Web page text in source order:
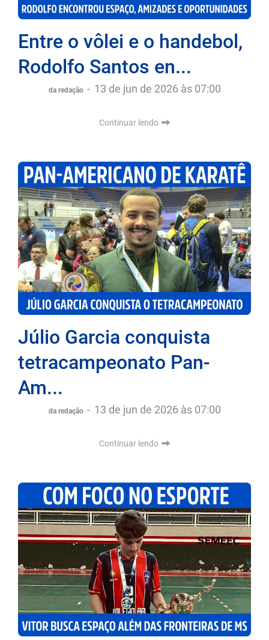
Entre o vôlei e o handebol,
Rodolfo Santos en...
da redação - 13 de jun de 2026 às 07:00
Continuar lendo
Júlio Garcia conquista
tetracampeonato Pan-
Am...
da redação - 13 de jun de 2026 às 07:00
Continuar lendo